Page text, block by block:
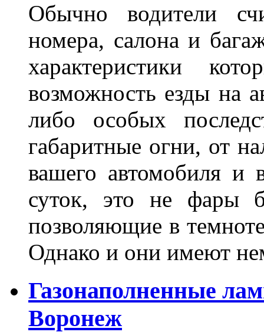
Обычно водители
номера, салона и
характеристики
возможность езды на
либо особых
габаритные огни, от
вашего автомобиля и
суток, это не фары
позволяющие в
Однако и они имеют
Газонаполненные
Воронеж